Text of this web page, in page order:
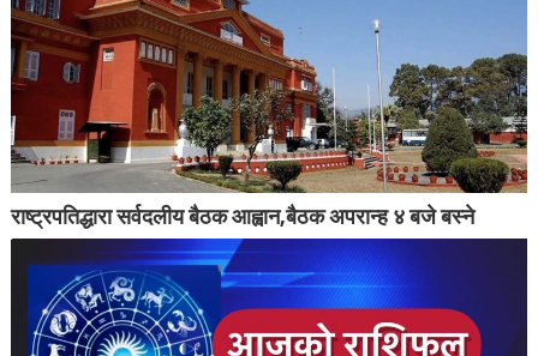
राष्ट्रपतिद्धारा सर्वदलीय बैठक आह्वान,बैठक अपरान्ह ४ बजे बस्ने